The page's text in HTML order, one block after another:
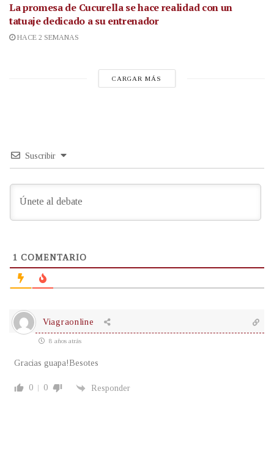
La promesa de Cucurella se hace realidad con un
tatuaje dedicado a su entrenador
HACE 2 SEMANAS
CARGAR MÁS
Suscribir
1 COMENTARIO
Viagraonline
8 años atrás
Gracias guapa!Besotes
0 0 Responder